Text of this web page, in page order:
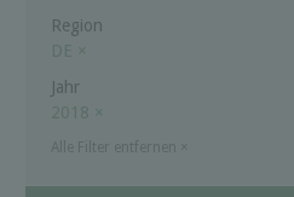
Region
DE ×
Jahr
2018 ×